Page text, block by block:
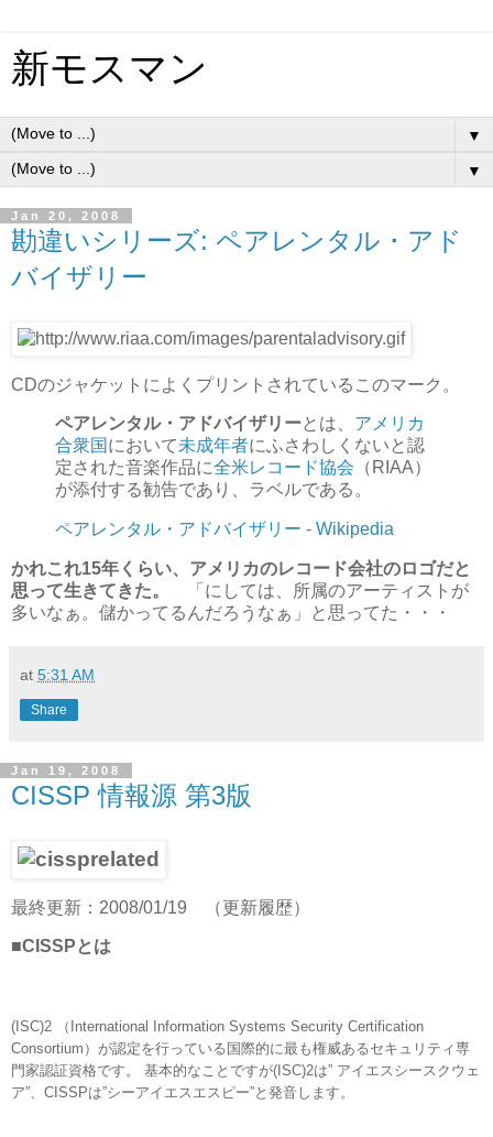
新モスマン
▼
▼
Jan 20, 2008
勘違いシリーズ: ペアレンタル・アド
バイザリー
CDのジャケットによくプリントされているこのマーク。
ペアレンタル・アドバイザリーとは、 アメリカ
合衆国 において未成年者にふさわしくないと認
定された音楽作品に全米レコード協会 （RIAA）
が添付する勧告であり、ラベルである。
ペアレンタル・アドバイザリー - Wikipedia
かれこれ15年くらい、アメリカのレコード会社のロゴだと
思って生きてきた。
「にしては、所属のアーティストが
多いなぁ。儲かってるんだろうなぁ」と思ってた・・・
at 5:31 AM
Share
Jan 19, 2008
CISSP 情報源 第3版
最終更新：2008/01/19 （更新履歴）
■CISSPとは
(ISC)2 （International Information Systems Security Certification
Consortium）が認定を行っている国際的に最も権威あるセキュリティ専
門家認証資格です。 基本的なことですが(ISC)2は” アイエスシースクウェ
ア”、CISSPは”シーアイエスエスピー”と発音します。